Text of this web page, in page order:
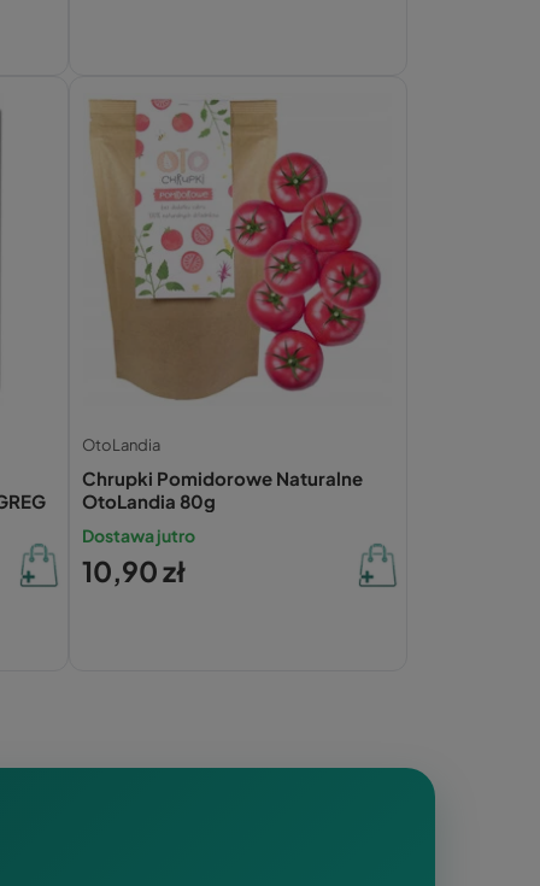
OtoLandia
Chrupki Pomidorowe Naturalne
OtoLandia 80g
Dostawa jutro
10,90 zł